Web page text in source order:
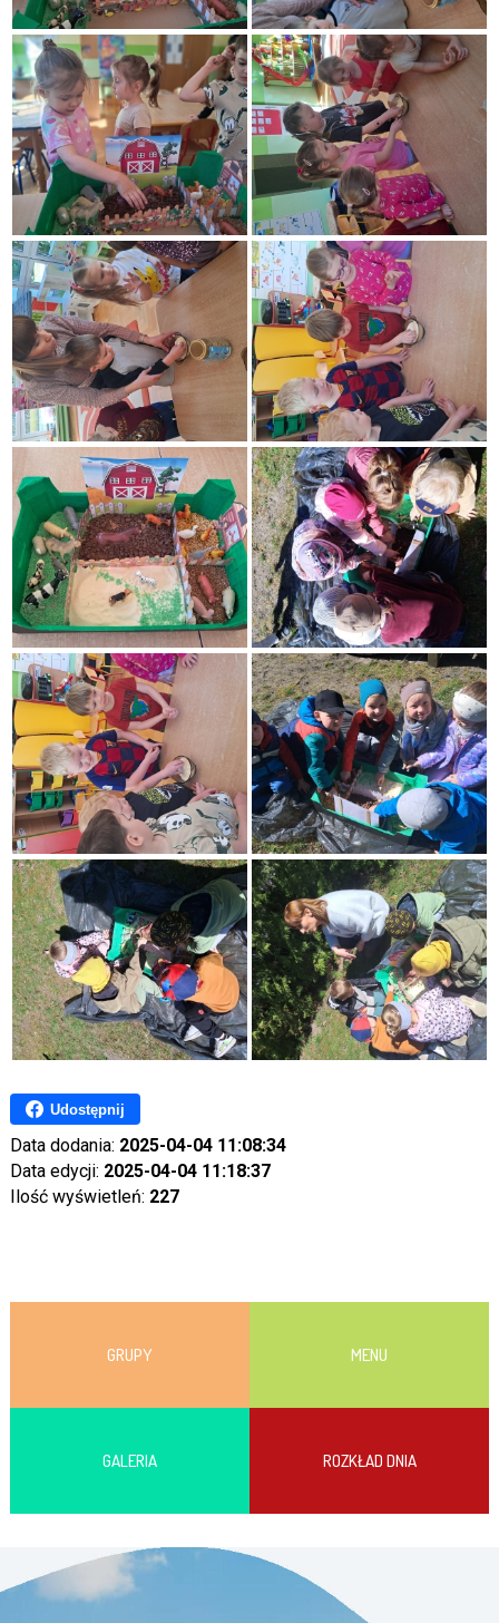
Udostępnij
Data dodania: 2025-04-04 11:08:34
Data edycji: 2025-04-04 11:18:37
Ilość wyświetleń: 227
GRUPY MENU
GALERIA ROZKŁAD DNIA